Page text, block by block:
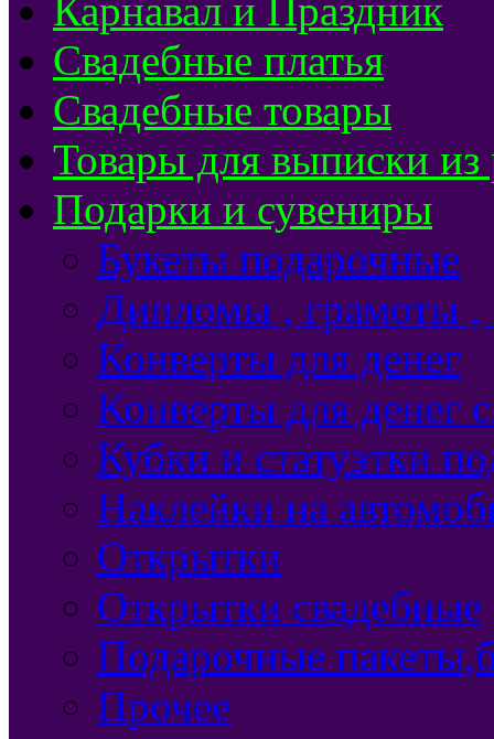
Карнавал и Праздник
Свадебные платья
Свадебные товары
Товары для выписки из
Подарки и сувениры
Букеты подарочные
Дипломы , грамоты ,
Конверты для денег
Конверты для денег
Кубки и статуэтки
Наклейки на
Открытки
Открытки свадебные
Подарочные
Прочее